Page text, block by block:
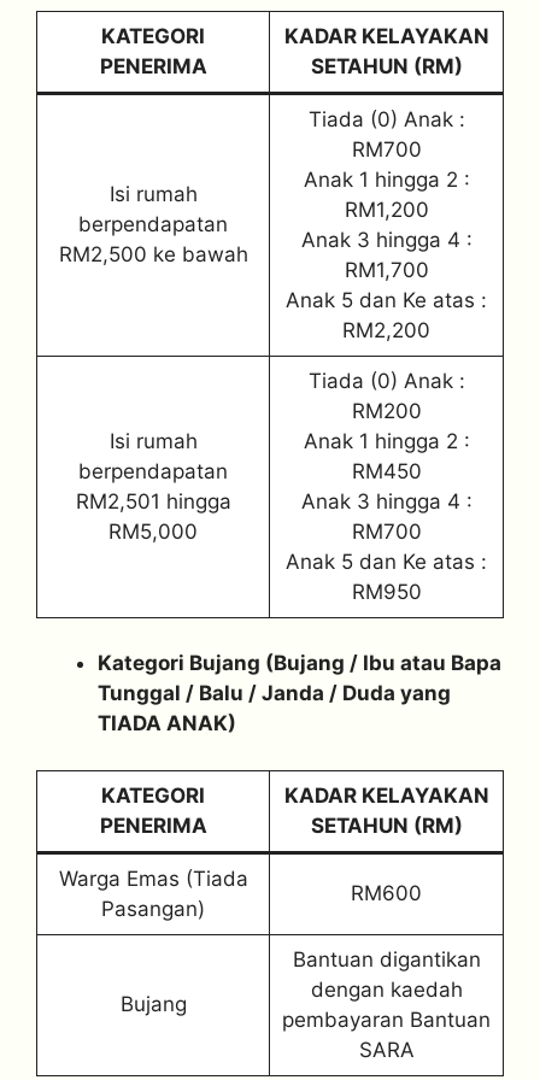
KATEGORI
PENERIMA
KADAR KELAYAKAN
SETAHUN (RM)
Isi rumah
berpendapatan
RM2,500 ke bawah
Tiada (0) Anak :
RM700
Anak 1 hingga 2 :
RM1,200
Anak 3 hingga 4 :
RM1,700
Anak 5 dan Ke atas :
RM2,200
Isi rumah
berpendapatan
RM2,501 hingga
RM5,000
Tiada (0) Anak :
RM200
Anak 1 hingga 2 :
RM450
Anak 3 hingga 4 :
RM700
Anak 5 dan Ke atas :
RM950
Kategori Bujang (Bujang / Ibu atau Bapa
Tunggal / Balu / Janda / Duda yang
TIADA ANAK)
KATEGORI
PENERIMA
KADAR KELAYAKAN
SETAHUN (RM)
Warga Emas (Tiada
Pasangan)
RM600
Bujang
Bantuan digantikan
dengan kaedah
pembayaran Bantuan
SARA